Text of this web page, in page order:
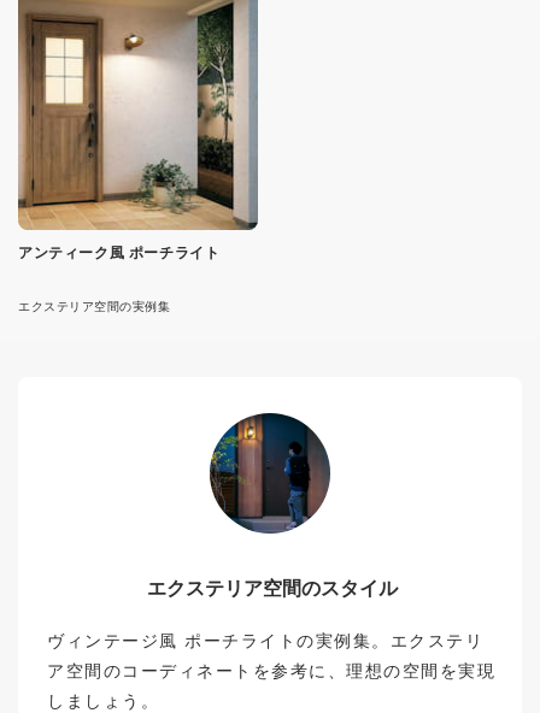
アンティーク風 ポーチライト
エクステリア空間の実例集
エクステリア空間のスタイル
ヴィンテージ風 ポーチライトの実例集。エクステリ
ア空間のコーディネートを参考に、理想の空間を実現
しましょう。